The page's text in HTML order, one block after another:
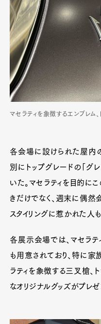
マセラティを象徴するエンブレム、
各会場に設けられた屋内
別にトップグレードの「グ
いた。マセラティを目的に
きだけでなく、週末に偶
スタイリングに惹かれた人も
各展示会場では、マセラテ
も用意されており、特に
ラティを象徴する三叉槍、
なオリジナルグッズがプレゼ